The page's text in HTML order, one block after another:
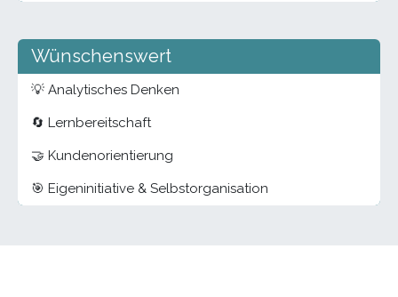
Wünschenswert
💡 Analytisches Denken
🔄 Lernbereitschaft
🤝 Kundenorientierung
🎯 Eigeninitiative & Selbstorganisation